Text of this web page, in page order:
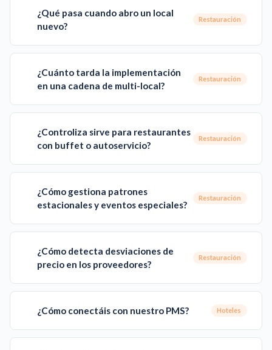
¿Qué pasa cuando abro un local
nuevo?
Restauración
¿Cuánto tarda la implementación
en una cadena de multi-local?
Restauración
¿Controliza sirve para restaurantes
con buffet o autoservicio?
Restauración
¿Cómo gestiona patrones
estacionales y eventos especiales?
Restauración
¿Cómo detecta desviaciones de
precio en los proveedores?
Restauración
¿Cómo conectáis con nuestro PMS? Hoteles